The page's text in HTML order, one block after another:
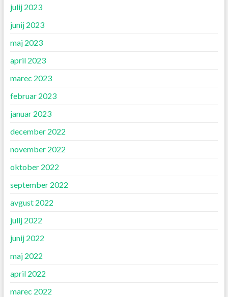
julij 2023
junij 2023
maj 2023
april 2023
marec 2023
februar 2023
januar 2023
december 2022
november 2022
oktober 2022
september 2022
avgust 2022
julij 2022
junij 2022
maj 2022
april 2022
marec 2022